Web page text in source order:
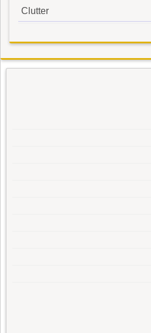
Clutter